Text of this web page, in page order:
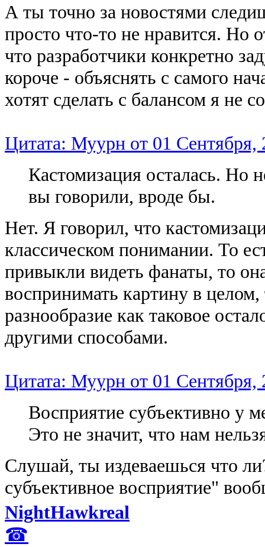
А ты точно за новостями
просто что-то не нравится. Но
что разработчики конкретно
короче - объяснять с самого
хотят сделать с балансом я не
Цитата: Муурн от 01 Сентября,
Кастомизация осталась. Но
вы говорили, вроде бы.
Нет. Я говорил, что
классическом понимании. То
привыкли видеть фанаты, то
воспринимать картину в целом,
разнообразие как таковое
другими способами.
Цитата: Муурн от 01 Сентября,
Восприятие субъективно у
Это не значит, что нам
Слушай, ты издеваешься что
субъективное восприятие"
NightHawkreal
☎